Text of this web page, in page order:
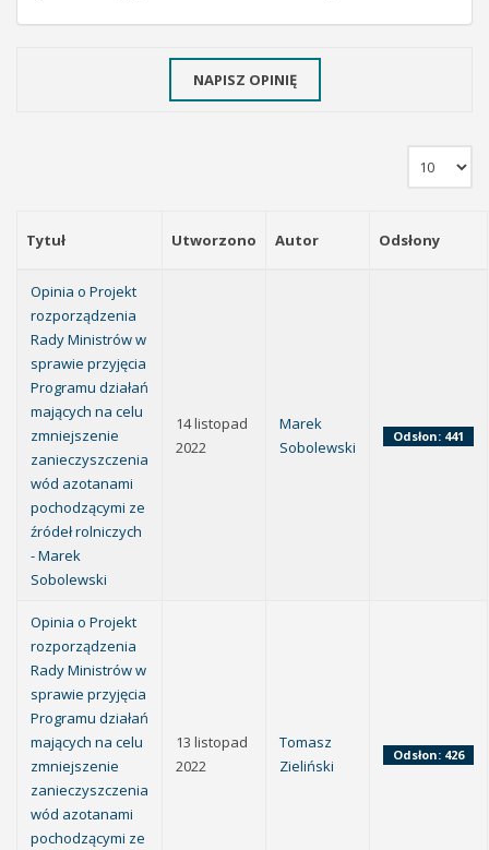
NAPISZ OPINIĘ
Tytuł Utworzono Autor Odsłony
Opinia o Projekt
rozporządzenia
Rady Ministrów w
sprawie przyjęcia
Programu działań
mających na celu
zmniejszenie
zanieczyszczenia
wód azotanami
pochodzącymi ze
źródeł rolniczych
- Marek
Sobolewski
14 listopad
2022
Marek
Sobolewski
Odsłon: 441
Opinia o Projekt
rozporządzenia
Rady Ministrów w
sprawie przyjęcia
Programu działań
mających na celu
zmniejszenie
zanieczyszczenia
wód azotanami
pochodzącymi ze
13 listopad
2022
Tomasz
Zieliński
Odsłon: 426